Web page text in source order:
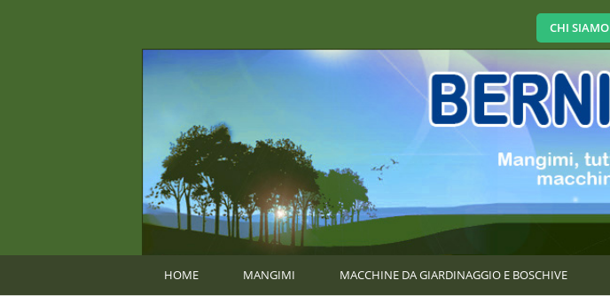
CHI SIAMO
HOME MANGIMI MACCHINE DA GIARDINAGGIO E BOSCHIVE